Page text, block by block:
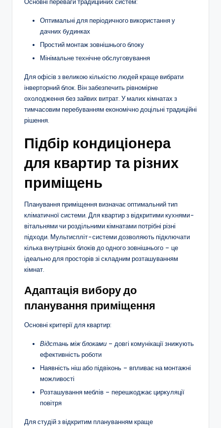
Оптимальні для періодичного використання у
дачних будинках
Простий монтаж зовнішнього блоку
Мінімальне технічне обслуговування
Для офісів з великою кількістю людей краще вибрати
інверторний блок. Він забезпечить рівномірне
охолодження без зайвих витрат. У малих кімнатах з
тимчасовим перебуванням економічно доцільні традиційні
рішення.
Підбір кондиціонера
для квартир та різних
приміщень
Планування приміщення визначає оптимальний тип
кліматичної системи. Для квартир з відкритими кухнями-
вітальнями чи роздільними кімнатами потрібні різні
підходи. Мультиспліт-системи дозволяють підключати
кілька внутрішніх блоків до одного зовнішнього – це
ідеально для просторів зі складним розташуванням
кімнат.
Адаптація вибору до
планування приміщення
Основні критерії для квартир:
Відстань між блоками – довгі комунікації знижують
ефективність роботи
Наявність ніш або підвіконь – впливає на монтажні
можливості
Розташування меблів – перешкоджає циркуляції
повітря
Для студій з відкритим плануванням краще